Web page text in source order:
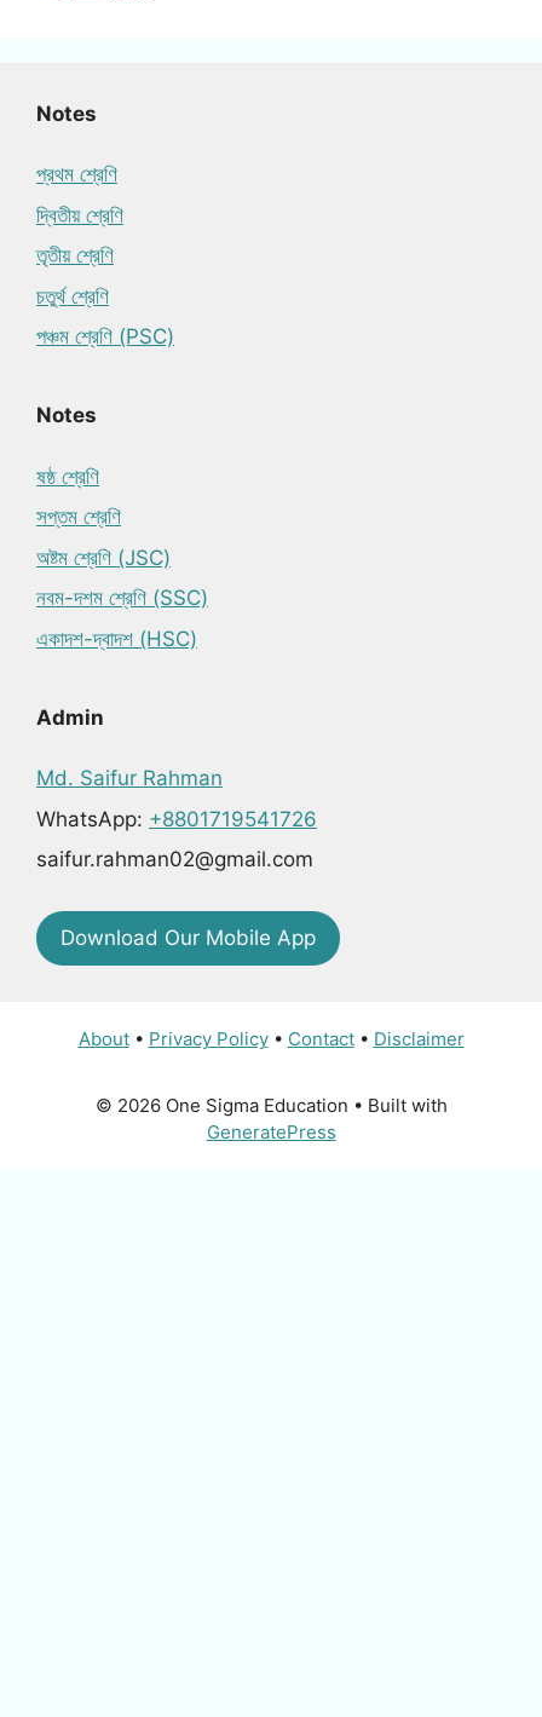
Notes
প্রথম শ্রেণি
দ্বিতীয় শ্রেণি
তৃতীয় শ্রেণি
চতুর্থ শ্রেণি
পঞ্চম শ্রেণি (PSC)
Notes
ষষ্ঠ শ্রেণি
সপ্তম শ্রেণি
অষ্টম শ্রেণি (JSC)
নবম-দশম শ্রেণি (SSC)
একাদশ-দ্বাদশ (HSC)
Admin
Md. Saifur Rahman
WhatsApp: +8801719541726
saifur.rahman02@gmail.com
Download Our Mobile App
About• Privacy Policy• Contact• Disclaimer
© 2026 One Sigma Education • Built with
GeneratePress